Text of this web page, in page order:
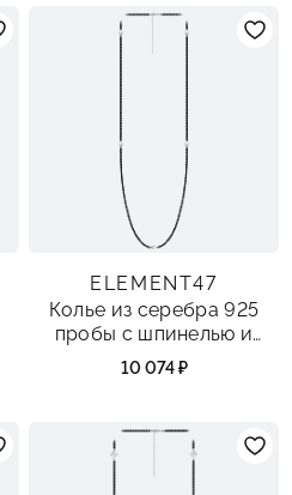
ELEMENT47
Колье из серебра 925
пробы с шпинелью и
жемчугами
10 074 ₽